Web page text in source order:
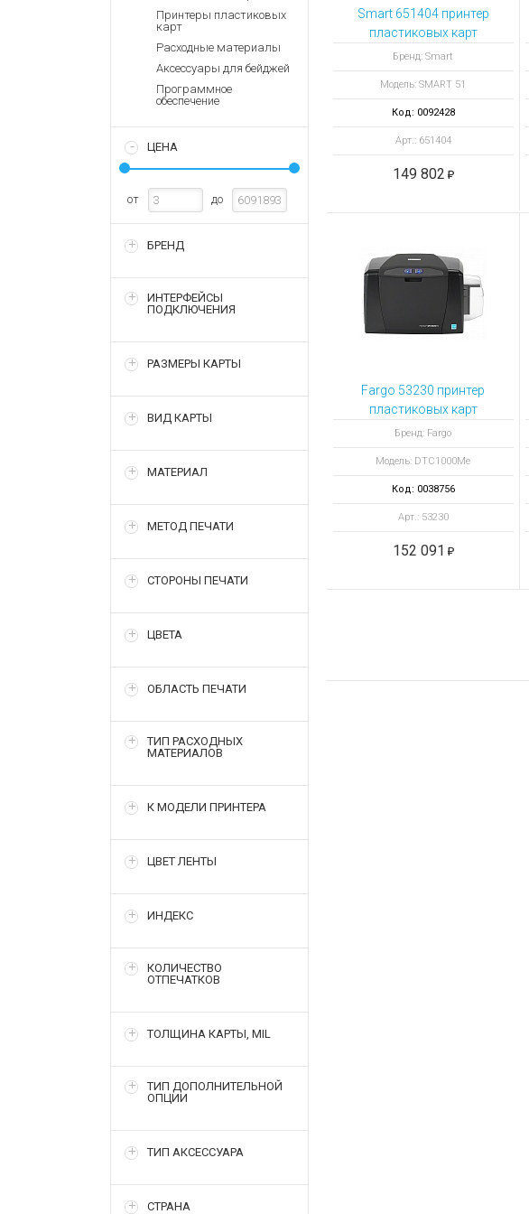
Запасные
Терминалы
оплаты
Зарядные устройства для ноутбуков
Архивные товары
Принтеры пластиковых
карт
Расходные материалы
Аксессуары для бейджей
Программное
обеспечение
ЦЕНА
от до
БРЕНД
ИНТЕРФЕЙСЫ
ПОДКЛЮЧЕНИЯ
РАЗМЕРЫ КАРТЫ
ВИД КАРТЫ
МАТЕРИАЛ
МЕТОД ПЕЧАТИ
СТОРОНЫ ПЕЧАТИ
ЦВЕТА
ОБЛАСТЬ ПЕЧАТИ
ТИП РАСХОДНЫХ
МАТЕРИАЛОВ
К МОДЕЛИ ПРИНТЕРА
ЦВЕТ ЛЕНТЫ
ИНДЕКС
КОЛИЧЕСТВО
ОТПЕЧАТКОВ
ТОЛЩИНА КАРТЫ, MIL
ТИП ДОПОЛНИТЕЛЬНОЙ
ОПЦИИ
ТИП АКСЕССУАРА
СТРАНА
Smart 651404 принтер
пластиковых карт
SMART 51 Single Side
Ethernet USB
Бренд: Smart
Модель: SMART 51
Код: 0092428
Арт.: 651404
149 802
Fargo 53230 принтер
пластиковых карт
DTC1000Mе с Ethernet
и кодировщиком ISO
Бренд: Fargo
Модель: DTC1000Me
Код: 0038756
Арт.: 53230
152 091